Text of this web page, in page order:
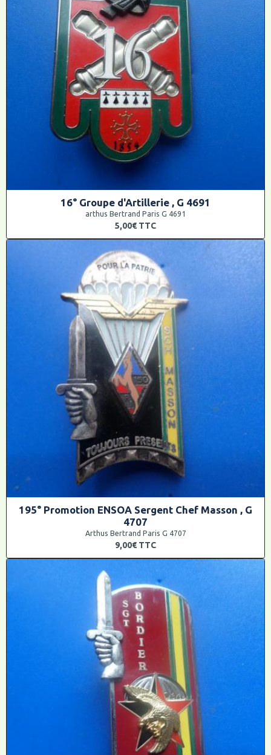
16° Groupe d'Artillerie , G 4691
arthus Bertrand Paris G 4691
5,00€ TTC
195° Promotion ENSOA Sergent Chef Masson , G
4707
Arthus Bertrand Paris G 4707
9,00€ TTC